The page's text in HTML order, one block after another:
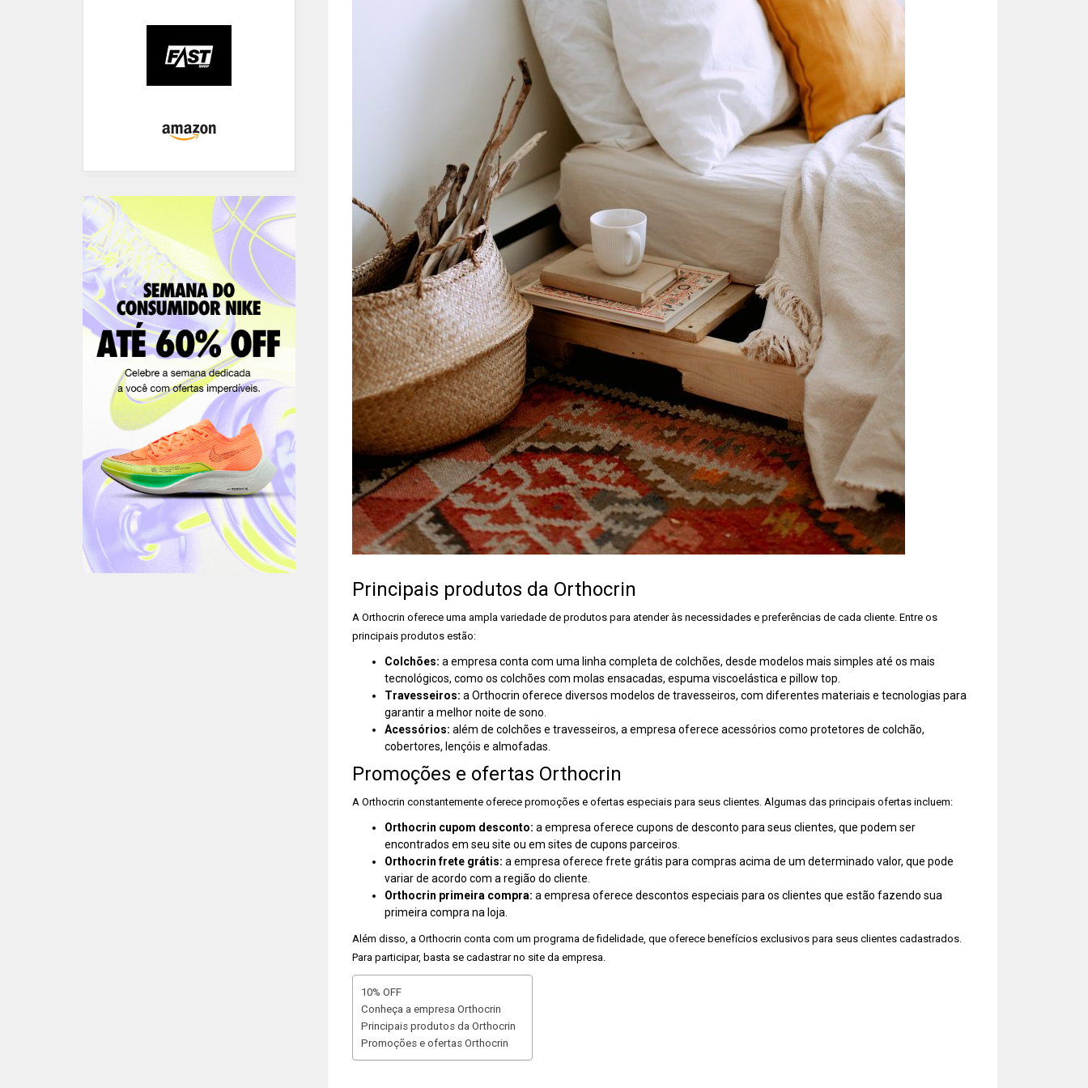
Principais produtos da Orthocrin
A Orthocrin oferece uma ampla variedade de produtos para atender às necessidades e preferências de cada cliente. Entre os
principais produtos estão:
Colchões: a empresa conta com uma linha completa de colchões, desde modelos mais simples até os mais
tecnológicos, como os colchões com molas ensacadas, espuma viscoelástica e pillow top.
Travesseiros: a Orthocrin oferece diversos modelos de travesseiros, com diferentes materiais e tecnologias para
garantir a melhor noite de sono.
Acessórios: além de colchões e travesseiros, a empresa oferece acessórios como protetores de colchão,
cobertores, lençóis e almofadas.
Promoções e ofertas Orthocrin
A Orthocrin constantemente oferece promoções e ofertas especiais para seus clientes. Algumas das principais ofertas incluem:
Orthocrin cupom desconto: a empresa oferece cupons de desconto para seus clientes, que podem ser
encontrados em seu site ou em sites de cupons parceiros.
Orthocrin frete grátis: a empresa oferece frete grátis para compras acima de um determinado valor, que pode
variar de acordo com a região do cliente.
Orthocrin primeira compra: a empresa oferece descontos especiais para os clientes que estão fazendo sua
primeira compra na loja.
Além disso, a Orthocrin conta com um programa de fidelidade, que oferece benefícios exclusivos para seus clientes cadastrados.
Para participar, basta se cadastrar no site da empresa.
10% OFF
Conheça a empresa Orthocrin
Principais produtos da Orthocrin
Promoções e ofertas Orthocrin